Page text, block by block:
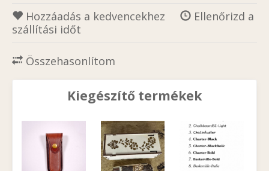
Hozzáadás a kedvencekhez
Ellenőrizd a
szállítási időt
Összehasonlítom
Kiegészítő termékek